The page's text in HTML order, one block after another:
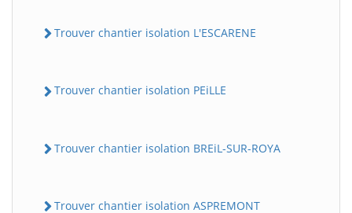
Trouver chantier isolation L'ESCARENE
Trouver chantier isolation PEiLLE
Trouver chantier isolation BREiL-SUR-ROYA
Trouver chantier isolation ASPREMONT